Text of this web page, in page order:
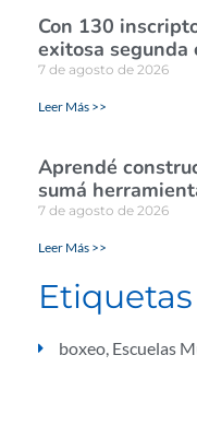
Con 130
exitosa segunda
7 de agosto de 2026
Leer Más >>
Aprendé
sumá
7 de agosto de 2026
Leer Más >>
Etiquetas
boxeo, Escuelas